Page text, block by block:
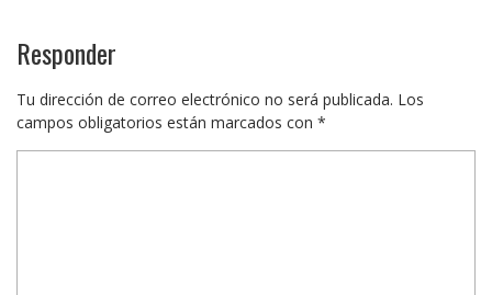
Responder
Tu dirección de correo electrónico no será publicada. Los
campos obligatorios están marcados con *